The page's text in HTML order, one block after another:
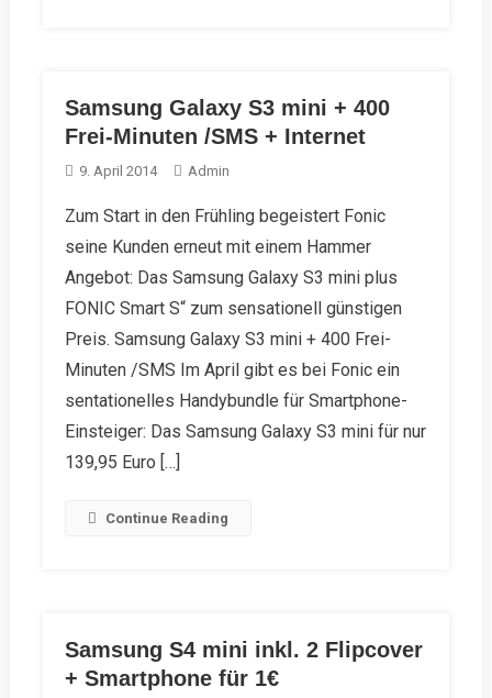
Samsung Galaxy S3 mini + 400
Frei-Minuten /SMS + Internet
9. April 2014 Admin
Zum Start in den Frühling begeistert Fonic
seine Kunden erneut mit einem Hammer
Angebot: Das Samsung Galaxy S3 mini plus
FONIC Smart S“ zum sensationell günstigen
Preis. Samsung Galaxy S3 mini + 400 Frei-
Minuten /SMS Im April gibt es bei Fonic ein
sentationelles Handybundle für Smartphone-
Einsteiger: Das Samsung Galaxy S3 mini für nur
139,95 Euro […]
Continue Reading
Samsung S4 mini inkl. 2 Flipcover
+ Smartphone für 1€